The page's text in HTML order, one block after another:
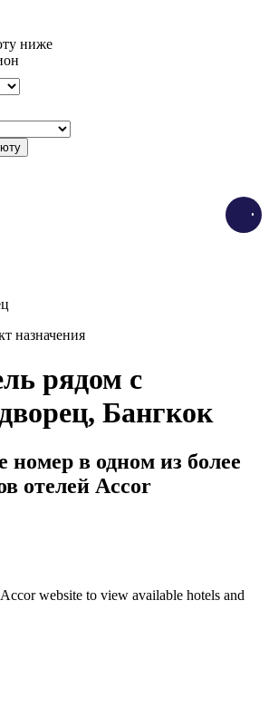
ниже
назначения
рядом с
Бангкок
номер в одном из более
отелей Accor
website to view available hotels and